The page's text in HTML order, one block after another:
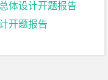
体设计开题报告
开题报告